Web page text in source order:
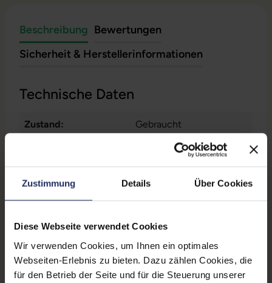
Zustimmung Details Über Cookies
Diese Webseite verwendet Cookies
Wir verwenden Cookies, um Ihnen ein optimales
Webseiten-Erlebnis zu bieten. Dazu zählen Cookies, die
für den Betrieb der Seite und für die Steuerung unserer
Beschreibung Bewertungen
Sicherheit & Herstellerinformationen
Technische Daten
Zustand: Gebraucht
mm
, 1x LAN RJ-45 , 1x
VGA, 2x DisplayPort, 4x
Mehr anzeigen
Partnerprogramm: Nein
Passend für Hersteller: HP
Produkttyp: Dockingstation